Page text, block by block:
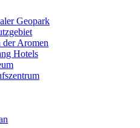
Geopark
der Aromen
Hotels